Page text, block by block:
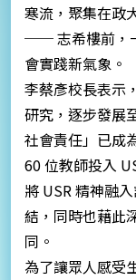
寒流，聚集在政
── 志希樓前，
會實踐新氣象。
李蔡彥校長表示
研究，逐步發展
社會責任」已成
60 位教師投入
將 USR 精神融
結，同時也藉此
同。
為了讓眾人感受